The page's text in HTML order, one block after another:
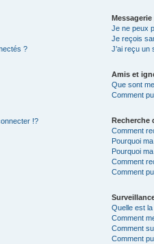
?
!?
Messagerie
Je ne peux
Je reçois
J’ai reçu un
Amis et
Que sont
Comment
Recherche
Comment
Pourquoi
Pourquoi
Comment
Comment
Quelle est
Comment
Comment
Comment